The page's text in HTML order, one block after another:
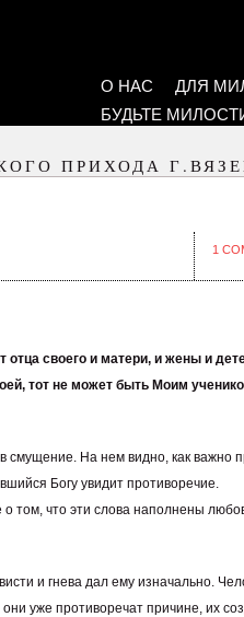
О НАС ДЛЯ
БУДЬТЕ
ПРИХОДА
1
отца своего и матери, и жены и
тот не может быть Моим
смущение. На нем видно, как важно
Богу увидит противоречие.
том, что эти слова наполнены
и гнева дал ему изначально.
уже противоречат причине, их